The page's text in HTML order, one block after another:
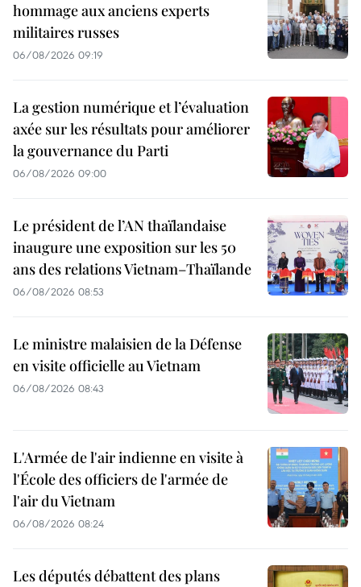
hommage aux anciens experts
militaires russes
06/08/2026 09:19
La gestion numérique et l’évaluation
axée sur les résultats pour améliorer
la gouvernance du Parti
06/08/2026 09:00
Le président de l’AN thaïlandaise
inaugure une exposition sur les 50
ans des relations Vietnam–Thaïlande
06/08/2026 08:53
Le ministre malaisien de la Défense
en visite officielle au Vietnam
06/08/2026 08:43
L'Armée de l'air indienne en visite à
l'École des officiers de l'armée de
l'air du Vietnam
06/08/2026 08:24
Les députés débattent des plans